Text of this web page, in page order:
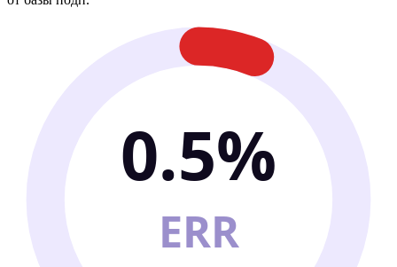
0.5%
ERR